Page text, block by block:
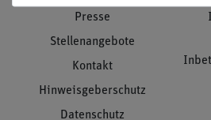
Presse
Stellenangebote
Kontakt
Hinweisgeberschutz
Datenschutz